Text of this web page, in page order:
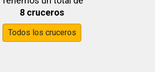
8 cruceros
Todos los cruceros